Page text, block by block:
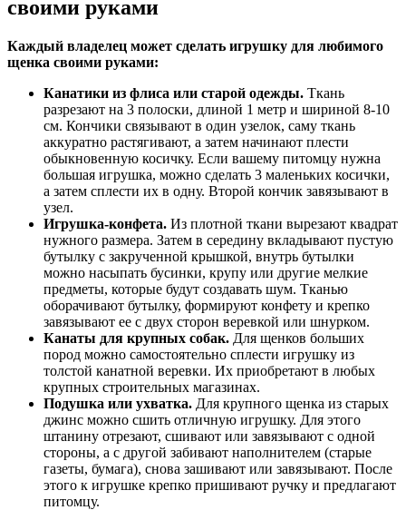
своими руками
Каждый владелец может сделать игрушку для любимого
щенка своими руками:
Канатики из флиса или старой одежды. Ткань
разрезают на 3 полоски, длиной 1 метр и шириной 8-10
см. Кончики связывают в один узелок, саму ткань
аккуратно растягивают, а затем начинают плести
обыкновенную косичку. Если вашему питомцу нужна
большая игрушка, можно сделать 3 маленьких косички,
а затем сплести их в одну. Второй кончик завязывают в
узел.
Игрушка-конфета. Из плотной ткани вырезают квадрат
нужного размера. Затем в середину вкладывают пустую
бутылку с закрученной крышкой, внутрь бутылки
можно насыпать бусинки, крупу или другие мелкие
предметы, которые будут создавать шум. Тканью
оборачивают бутылку, формируют конфету и крепко
завязывают ее с двух сторон веревкой или шнурком.
Канаты для крупных собак. Для щенков больших
пород можно самостоятельно сплести игрушку из
толстой канатной веревки. Их приобретают в любых
крупных строительных магазинах.
Подушка или ухватка. Для крупного щенка из старых
джинс можно сшить отличную игрушку. Для этого
штанину отрезают, сшивают или завязывают с одной
стороны, а с другой забивают наполнителем (старые
газеты, бумага), снова зашивают или завязывают. После
этого к игрушке крепко пришивают ручку и предлагают
питомцу.